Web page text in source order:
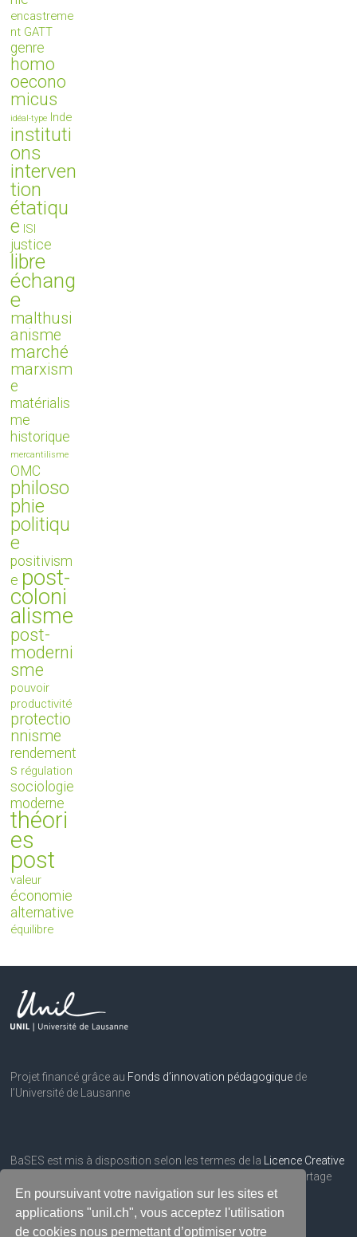
En poursuivant votre navigation sur les sites et
applications "unil.ch", vous acceptez l'utilisation
de cookies nous permettant d’optimiser votre
encastreme
nt GATT
genre
homo
oecono
micus
idéal-type Inde
instituti
ons
interven
tion
étatiqu
e ISI
justice
libre
échang
e
malthusi
anisme
marché
marxism
e
matérialis
me
historique
mercantilisme
OMC
philoso
phie
politiqu
e
positivism
e post-
coloni
alisme
post-
moderni
sme
pouvoir
productivité
protectio
nnisme
rendement
s régulation
sociologie
moderne
théori
es
post
valeur
économie
alternative
équilibre
Projet financé grâce au Fonds d’innovation pédagogique de
l’Université de Lausanne
BaSES est mis à disposition selon les termes de la Licence Creative
– Pas d’utilisation commerciale – Partage
dans les mêmes conditions 3.0 Suisse.